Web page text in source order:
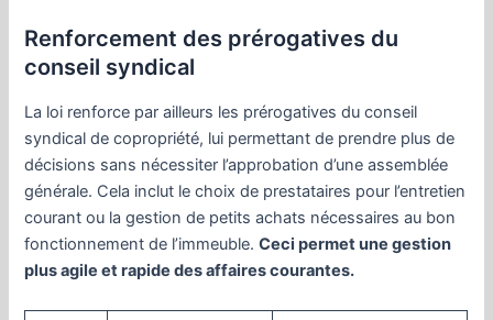
Renforcement des prérogatives du
conseil syndical
La loi renforce par ailleurs les prérogatives du conseil
syndical de copropriété, lui permettant de prendre plus de
décisions sans nécessiter l’approbation d’une assemblée
générale. Cela inclut le choix de prestataires pour l’entretien
courant ou la gestion de petits achats nécessaires au bon
fonctionnement de l’immeuble.Ceci permet une gestion
plus agile et rapide des affaires courantes.